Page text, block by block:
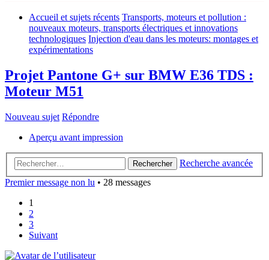
Accueil et sujets récents Transports, moteurs et pollution :
nouveaux moteurs, transports électriques et innovations
technologiques Injection d'eau dans les moteurs: montages et
expérimentations
Projet Pantone G+ sur BMW E36 TDS :
Moteur M51
Nouveau sujet Répondre
Aperçu avant impression
Rechercher
Recherche avancée
Premier message non lu • 28 messages
1
2
3
Suivant